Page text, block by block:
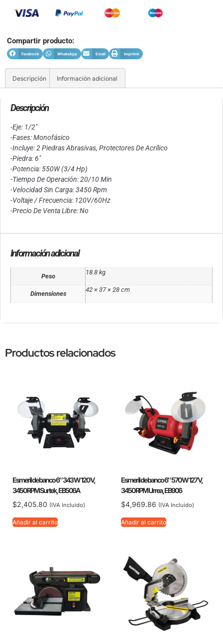
Compartir producto:
Facebook WhatsApp Email Imprimir
Descripción Información adicional
Descripción
-Eje: 1/2″
-Fases: Monofásico
-Incluye: 2 Piedras Abrasivas, Protectores De Acrílico
-Piedra: 6″
-Potencia: 550W (3/4 Hp)
-Tiempo De Operación: 20/10 Min
-Velocidad Sin Carga: 3450 Rpm
-Voltaje / Frecuencia: 120V/60Hz
-Precio De Venta Libre: No
Información adicional
Peso
18.8 kg
Dimensiones
42 × 37 × 28 cm
Productos relacionados
Esmeril de banco 6″ 343 W 120 V,
3450 RPM Surtek, EB506A
$2,405.80 (IVA Incluido)
Añadir al carrito
Esmeril de banco 6″ 570 W 127 V,
3450 RPM Urrea, EB906
$4,969.86 (IVA Incluido)
Añadir al carrito